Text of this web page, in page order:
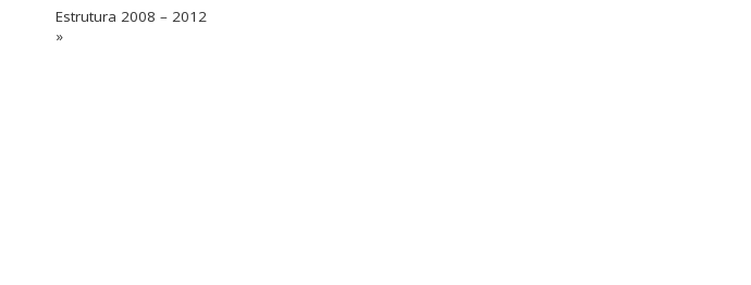
Estrutura 2008 – 2012
»